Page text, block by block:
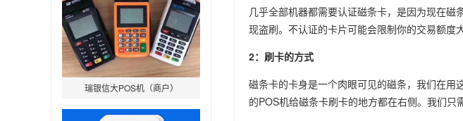
瑞银信大POS机（商户）
几乎全部机器都需要认证磁条卡，是因为现在
现盗刷。不认证的卡片可能会限制你的交易额度
2：刷卡的方式
磁条卡的卡身是一个肉眼可见的磁条，我们在用
的POS机给磁条卡刷卡的地方都在右侧。我们只